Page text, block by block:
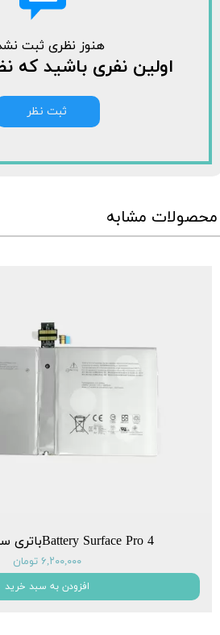
هنوز نظری ثبت
اولین نفری باشید که
ثبت نظر
محصولات مشابه
Battery Surface Pro 4باتری سرفیس پرو4
۶,۲۰۰,۰۰۰ تومان
افزودن به سبد خرید